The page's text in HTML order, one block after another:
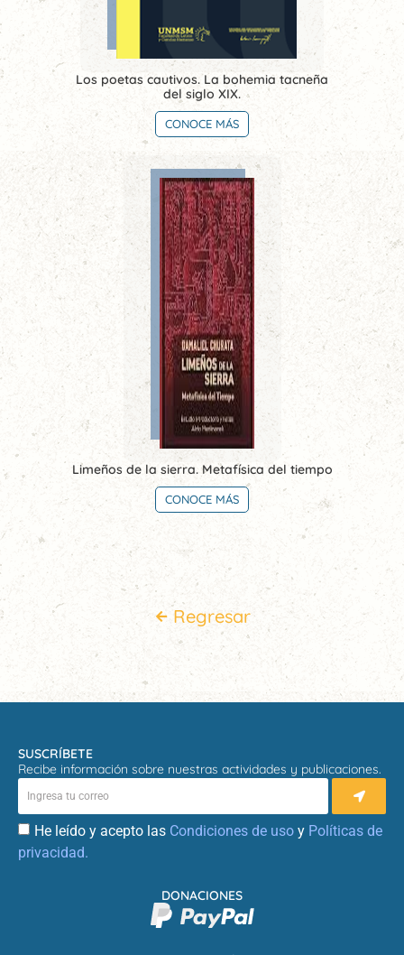
Los poetas cautivos. La bohemia tacneña
del siglo XIX.
CONOCE MÁS
Limeños de la sierra. Metafísica del tiempo
CONOCE MÁS
Regresar
SUSCRÍBETE
Recibe información sobre nuestras actividades y publicaciones.
He leído y acepto las Condiciones de uso y Políticas de
privacidad.
DONACIONES